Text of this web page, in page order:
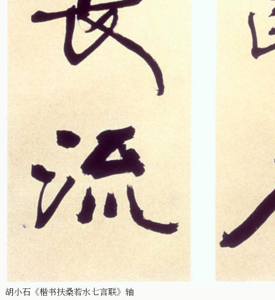
胡小石《楷书扶桑若水七言联》轴